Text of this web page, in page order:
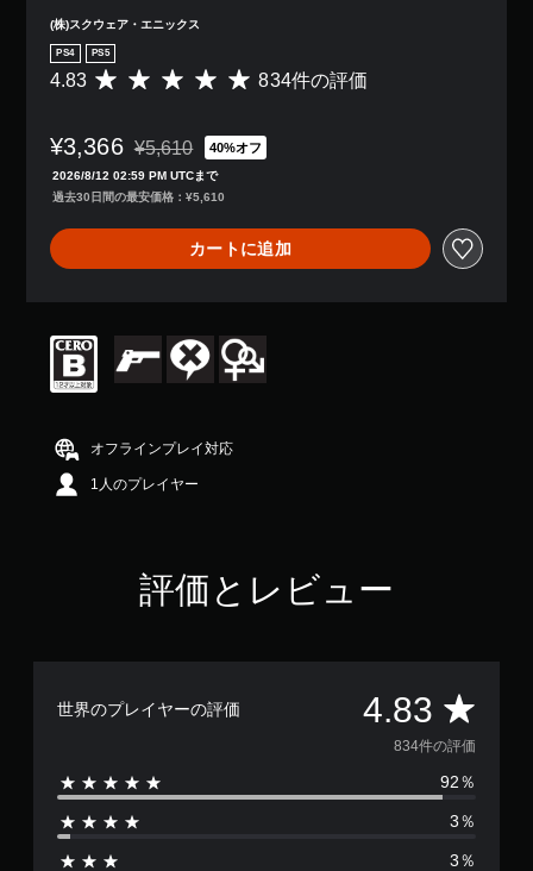
(株)スクウェア・エニックス
PS4 PS5
評
は
8
3
、
平
均
は
段
の
4.83 834件の評価
¥3,366 通常価格¥5,610より値引き
¥5,610 40%オフ
2026/8/12 02:59 PM UTCまで
過去30日間の最安価格：¥5,610
カートに追加
オフラインプレイ対応
1人のプレイヤー
評価とレビュー
世界のプレイヤーの評価 4.83 評
価
数
は
834件の評価
92％
3％
3％